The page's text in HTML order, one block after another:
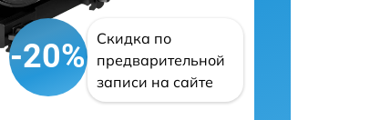
-20%
Скидка по
предварительной
записи на сайте